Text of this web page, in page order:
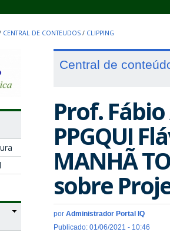
CENTRAL DE CONTEUDOS / CLIPPING
Central de
Prof.
PPGQUI
MANHÃ
sobre
por Administrador Portal IQ
Publicado: 01/06/2021 - 10:46